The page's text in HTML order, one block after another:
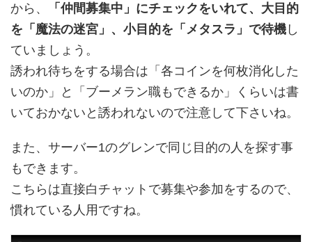
から、
「仲間募集中」にチェックをいれて、大目的
を「魔法の迷宮」、小目的を「メタスラ」で待機 し
ていましょう。
誘われ待ちをする場合は「各コインを何枚消化した
いのか」と「ブーメラン職もできるか」くらいは書
いておかないと誘われないので注意して下さいね。
また、サーバー1のグレンで同じ目的の人を探す事
もできます。
こちらは直接白チャットで募集や参加をするので、
慣れている人用ですね。